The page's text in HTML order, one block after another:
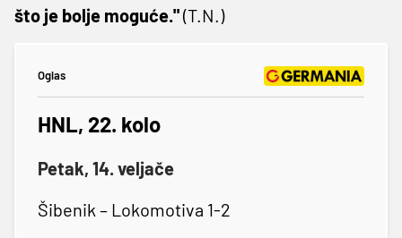
što je bolje moguće."(T.N.)
Oglas
HNL, 22. kolo
Petak, 14. veljače
Šibenik – Lokomotiva 1-2